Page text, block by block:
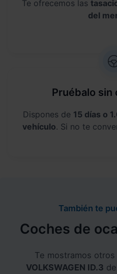
Te ofrecemos las
del
Pruébalo
Dispones de 15 días o
vehículo. Si no te
También te
Coches de
Te mostramos
VOLKSWAGEN ID.3